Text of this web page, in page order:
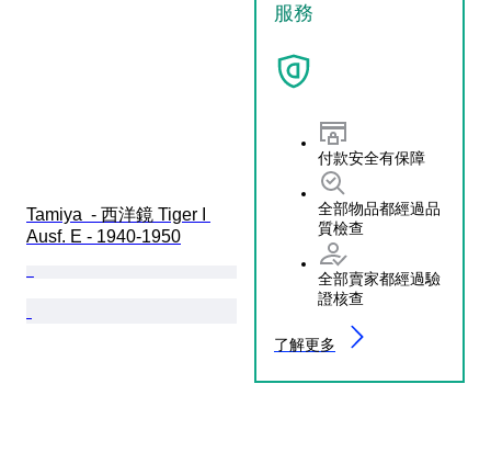
服務
付款安全有保障
全部物品都經過品
質檢查
全部賣家都經過驗
證核查
了解更多
Tamiya  - 西洋鏡 Tiger I
Ausf. E - 1940-1950